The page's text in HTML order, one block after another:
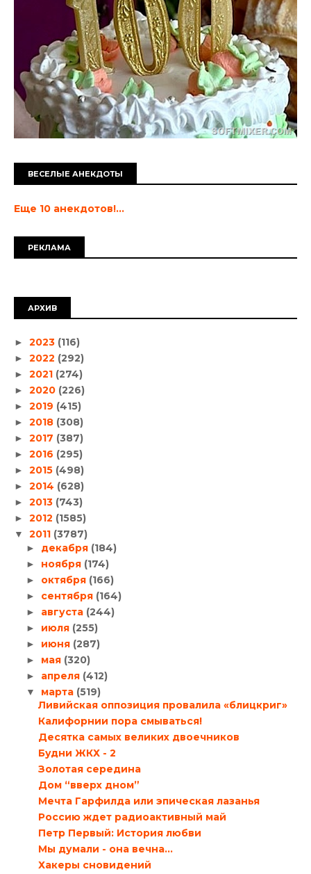
ВЕСЕЛЫЕ АНЕКДОТЫ
Еще 10 анекдотов!...
РЕКЛАМА
АРХИВ
► 2023 (116)
► 2022 (292)
► 2021 (274)
► 2020 (226)
► 2019 (415)
► 2018 (308)
► 2017 (387)
► 2016 (295)
► 2015 (498)
► 2014 (628)
► 2013 (743)
► 2012 (1585)
▼ 2011 (3787)
► декабря (184)
► ноября (174)
► октября (166)
► сентября (164)
► августа (244)
► июля (255)
► июня (287)
► мая (320)
► апреля (412)
▼ марта (519)
Ливийская оппозиция провалила «блицкриг»
Калифорнии пора смываться!
Десятка самых великих двоечников
Будни ЖКХ - 2
Золотая середина
Дом “вверх дном”
Мечта Гарфилда или эпическая лазанья
Россию ждет радиоактивный май
Петр Первый: История любви
Мы думали - она вечна...
Хакеры сновидений